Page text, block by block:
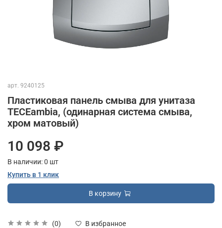
арт. 9240125
Пластиковая панель смыва для унитаза
TECEambia, (одинарная система смыва,
хром матовый)
(0)
В избранное
10 098 ₽
В наличии:0 шт
Купить в 1 клик
В корзину